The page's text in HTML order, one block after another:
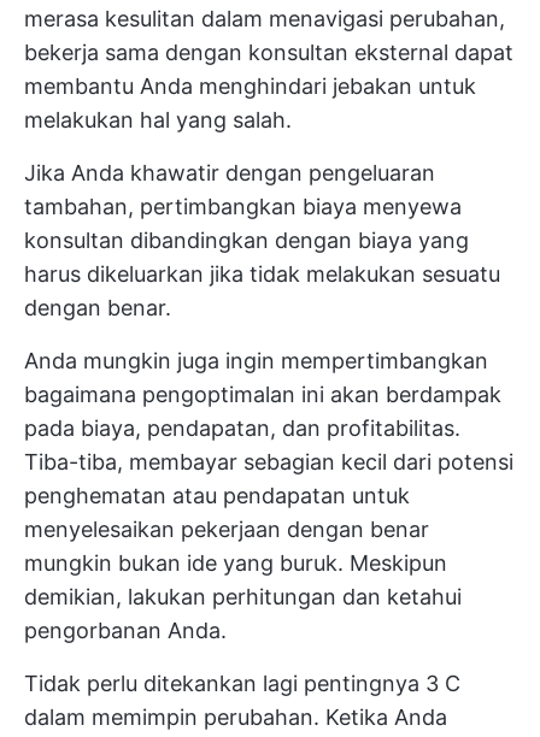
merasa kesulitan dalam menavigasi perubahan,
bekerja sama dengan konsultan eksternal dapat
membantu Anda menghindari jebakan untuk
melakukan hal yang salah.
Jika Anda khawatir dengan pengeluaran
tambahan, pertimbangkan biaya menyewa
konsultan dibandingkan dengan biaya yang
harus dikeluarkan jika tidak melakukan sesuatu
dengan benar.
Anda mungkin juga ingin mempertimbangkan
bagaimana pengoptimalan ini akan berdampak
pada biaya, pendapatan, dan profitabilitas.
Tiba-tiba, membayar sebagian kecil dari potensi
penghematan atau pendapatan untuk
menyelesaikan pekerjaan dengan benar
mungkin bukan ide yang buruk. Meskipun
demikian, lakukan perhitungan dan ketahui
pengorbanan Anda.
Tidak perlu ditekankan lagi pentingnya 3 C
dalam memimpin perubahan. Ketika Anda